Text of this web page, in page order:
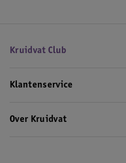
Kruidvat Club
Klantenservice
Over Kruidvat